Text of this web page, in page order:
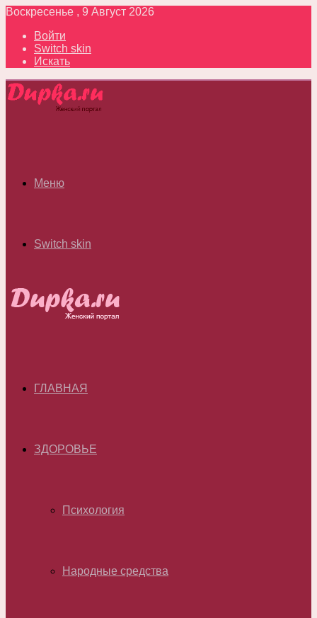
Воскресенье , 9 Август 2026
Войти
Switch skin
Искать
Меню
Switch skin
ГЛАВНАЯ
ЗДОРОВЬЕ
Психология
Народные средства